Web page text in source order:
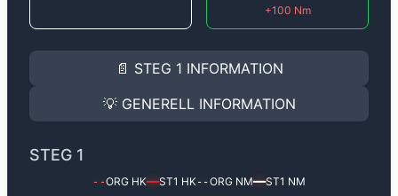
+100 Nm
📄 STEG 1 INFORMATION
INFORMATION
Steg 1
Audi A6 50 TDI (3.0D) -
Effekten ökar från286 hktill350 hkoch
(+64 hk & +100 Nm).
Ger mer effekt, högre vridmoment, lägre
Steg 1 mjukvara justerar vi ett antal
💡 GENERELL INFORMATION
✅ All mjukvara är skräddarsydd för din bil
✅ Felsökning inann samt efter optimering
STEG 1
--ORG HK━━ST1 HK--ORG NM━━ST1 NM